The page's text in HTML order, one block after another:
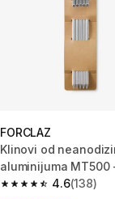
FORCLAZ
Klinovi od
aluminijuma MT500
4.6
4.6 od 5 zvezdica
(138)